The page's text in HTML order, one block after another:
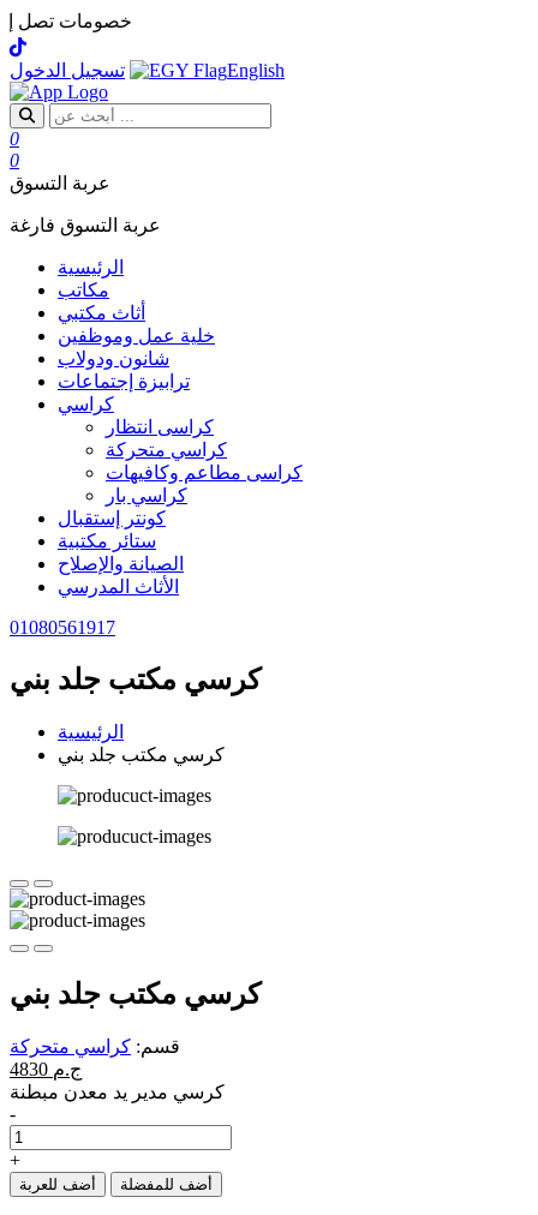
خصومات تصل
تسجيل الدخول English
0
0
عربة التسوق
عربة التسوق فارغة
الرئيسية
مكاتب
أثاث مكتبي
خلية عمل وموظفين
شانون ودولاب
ترابيزة إجتماعات
كراسي
كراسى انتظار
كراسي متحركة
كراسى مطاعم وكافيهات
كراسي بار
كونتر إستقبال
ستائر مكتبية
الصيانة والإصلاح
الأثاث المدرسي
01080561917
كرسي مكتب جلد بني
الرئيسية
كرسي مكتب جلد بني
كرسي مكتب جلد بني
قسم: كراسي متحركة
4830 ج.م
كرسي مدير يد معدن مبطنة
-
+
أضف للعربة أضف للمفضلة